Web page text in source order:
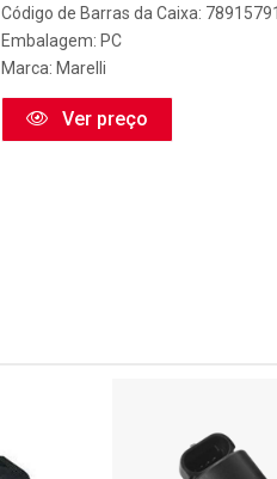
Código de Barras da Caixa:
Embalagem: PC
Marca: Marelli
Ver preço